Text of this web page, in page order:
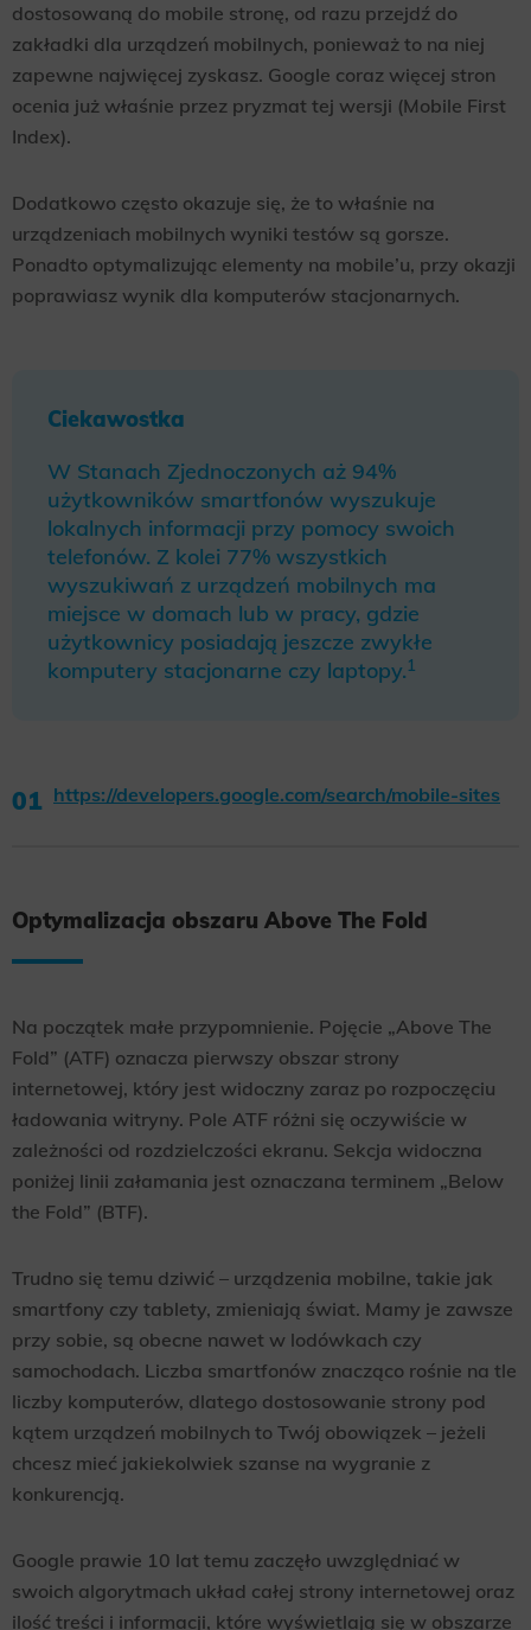
dostosowaną do mobile stronę, od razu przejdź do
zakładki dla urządzeń mobilnych, ponieważ to na niej
zapewne najwięcej zyskasz. Google coraz więcej stron
ocenia już właśnie przez pryzmat tej wersji (Mobile First
Index).
Dodatkowo często okazuje się, że to właśnie na
urządzeniach mobilnych wyniki testów są gorsze.
Ponadto optymalizując elementy na mobile’u, przy okazji
poprawiasz wynik dla komputerów stacjonarnych.
Ciekawostka
W Stanach Zjednoczonych aż 94%
użytkowników smartfonów wyszukuje
lokalnych informacji przy pomocy swoich
telefonów. Z kolei 77% wszystkich
wyszukiwań z urządzeń mobilnych ma
miejsce w domach lub w pracy, gdzie
użytkownicy posiadają jeszcze zwykłe
komputery stacjonarne czy laptopy.1
https://developers.google.com/search/mobile-sites
Optymalizacja obszaru Above The Fold
Na początek małe przypomnienie. Pojęcie „Above The
Fold” (ATF) oznacza pierwszy obszar strony
internetowej, który jest widoczny zaraz po rozpoczęciu
ładowania witryny. Pole ATF różni się oczywiście w
zależności od rozdzielczości ekranu. Sekcja widoczna
poniżej linii załamania jest oznaczana terminem „Below
the Fold” (BTF).
Trudno się temu dziwić – urządzenia mobilne, takie jak
smartfony czy tablety, zmieniają świat. Mamy je zawsze
przy sobie, są obecne nawet w lodówkach czy
samochodach. Liczba smartfonów znacząco rośnie na tle
liczby komputerów, dlatego dostosowanie strony pod
kątem urządzeń mobilnych to Twój obowiązek – jeżeli
chcesz mieć jakiekolwiek szanse na wygranie z
konkurencją.
Google prawie 10 lat temu zaczęło uwzględniać w
swoich algorytmach układ całej strony internetowej oraz
ilość treści i informacji, które wyświetlają się w obszarze